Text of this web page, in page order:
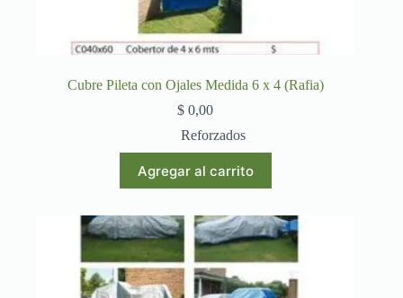
Cubre Pileta con Ojales Medida 6 x 4 (Rafia)
$ 0,00
Reforzados
Agregar al carrito